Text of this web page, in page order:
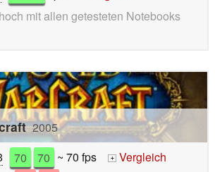
mit allen getesteten Notebooks
2005
70 70 ~ 70 fps + Vergleich